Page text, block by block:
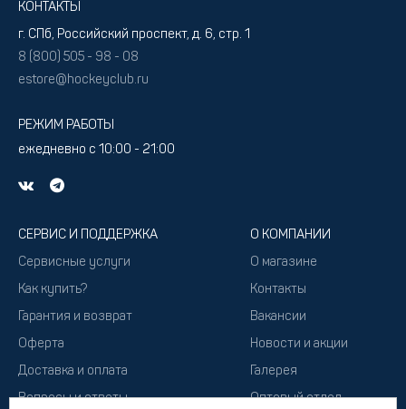
КОНТАКТЫ
г. СПб, Российский проспект, д. 6, стр. 1
8 (800) 505 - 98 - 08
estore@hockeyclub.ru
РЕЖИМ РАБОТЫ
ежедневно с 10:00 - 21:00
СЕРВИС И ПОДДЕРЖКА
Сервисные услуги
Как купить?
Гарантия и возврат
Оферта
Доставка и оплата
Вопросы и ответы
О КОМПАНИИ
О магазине
Контакты
Вакансии
Новости и акции
Галерея
Оптовый отдел